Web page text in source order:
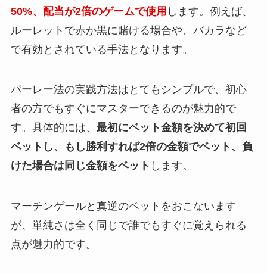
50%、配当が2倍のゲームで使用 します。例えば、
ルーレットで赤か黒に賭ける場合や、バカラなど
で有効とされている手法となります。
パーレー法の実践方法はとてもシンプルで、初心
者の方でもすぐにマスターできるのが魅力的で
す。具体的には、 最初にベット金額を決めて初回
ベットし、もし勝利すれば2倍の金額でベット、負
けた場合は同じ金額をベット します。
マーチンゲールと真逆のベットをおこないます
が、単純さは全く同じで誰でもすぐに覚えられる
点が魅力的です。